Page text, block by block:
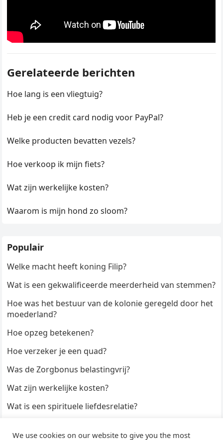
Gerelateerde berichten
Hoe lang is een vliegtuig?
Heb je een credit card nodig voor PayPal?
Welke producten bevatten vezels?
Hoe verkoop ik mijn fiets?
Wat zijn werkelijke kosten?
Waarom is mijn hond zo sloom?
Populair
Welke macht heeft koning Filip?
Wat is een gekwalificeerde meerderheid van stemmen?
Hoe was het bestuur van de kolonie geregeld door het
moederland?
Hoe opzeg betekenen?
Hoe verzeker je een quad?
Was de Zorgbonus belastingvrij?
Wat zijn werkelijke kosten?
Wat is een spirituele liefdesrelatie?
We use cookies on our website to give you the most